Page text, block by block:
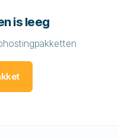
is leeg